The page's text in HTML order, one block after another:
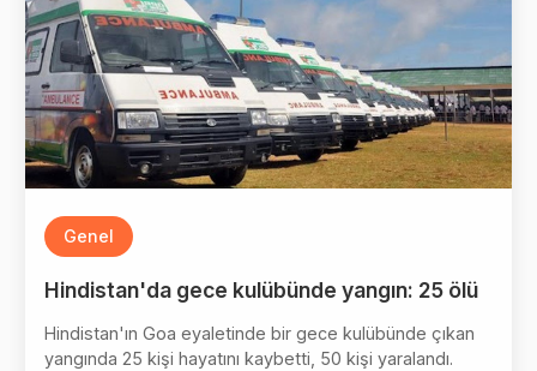
Genel
Hindistan'da gece kulübünde yangın: 25 ölü
Hindistan'ın Goa eyaletinde bir gece kulübünde çıkan
yangında 25 kişi hayatını kaybetti, 50 kişi yaralandı.